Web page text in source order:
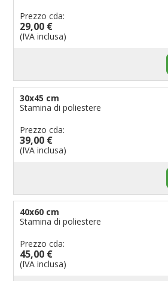
Prezzo cda:
29,00 €
(IVA inclusa)
30x45 cm
Stamina di poliestere
Prezzo cda:
39,00 €
(IVA inclusa)
40x60 cm
Stamina di poliestere
Prezzo cda:
45,00 €
(IVA inclusa)